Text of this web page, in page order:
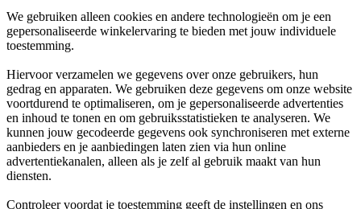
We gebruiken alleen cookies en andere technologieën om je een
gepersonaliseerde winkelervaring te bieden met jouw individuele
toestemming.
Hiervoor verzamelen we gegevens over onze gebruikers, hun
gedrag en apparaten. We gebruiken deze gegevens om onze website
voortdurend te optimaliseren, om je gepersonaliseerde advertenties
en inhoud te tonen en om gebruiksstatistieken te analyseren. We
kunnen jouw gecodeerde gegevens ook synchroniseren met externe
aanbieders en je aanbiedingen laten zien via hun online
advertentiekanalen, alleen als je zelf al gebruik maakt van hun
diensten.
Controleer voordat je toestemming geeft de instellingen en ons